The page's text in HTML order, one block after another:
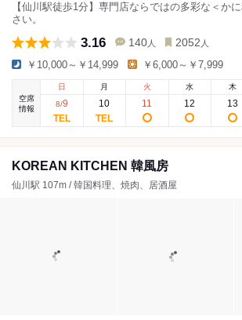
【仙川駅徒歩1分】専門店ならではの多彩な＜か
さい。
3.16 140 人 2052 人
￥10,000～￥14,999 ￥6,000～￥7,999
空席
情報
日
8/9
月
10
火
11
水
12
木
13
KOREAN KITCHEN 韓風房
仙川駅 107m / 韓国料理、焼肉、居酒屋